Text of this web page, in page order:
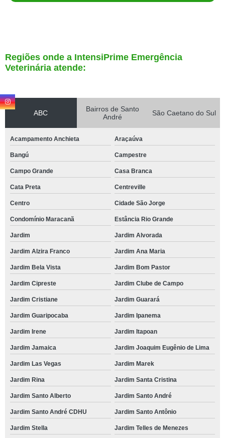
Regiões onde a IntensiPrime Emergência
Veterinária atende:
ABC
Bairros de Santo
André
São Caetano do Sul
Acampamento Anchieta Araçaúva
Bangú Campestre
Campo Grande Casa Branca
Cata Preta Centreville
Centro Cidade São Jorge
Condomínio Maracanã Estância Rio Grande
Jardim Jardim Alvorada
Jardim Alzira Franco Jardim Ana Maria
Jardim Bela Vista Jardim Bom Pastor
Jardim Cipreste Jardim Clube de Campo
Jardim Cristiane Jardim Guarará
Jardim Guaripocaba Jardim Ipanema
Jardim Irene Jardim Itapoan
Jardim Jamaica Jardim Joaquim Eugênio de Lima
Jardim Las Vegas Jardim Marek
Jardim Rina Jardim Santa Cristina
Jardim Santo Alberto Jardim Santo André
Jardim Santo André CDHU Jardim Santo Antônio
Jardim Stella Jardim Telles de Menezes